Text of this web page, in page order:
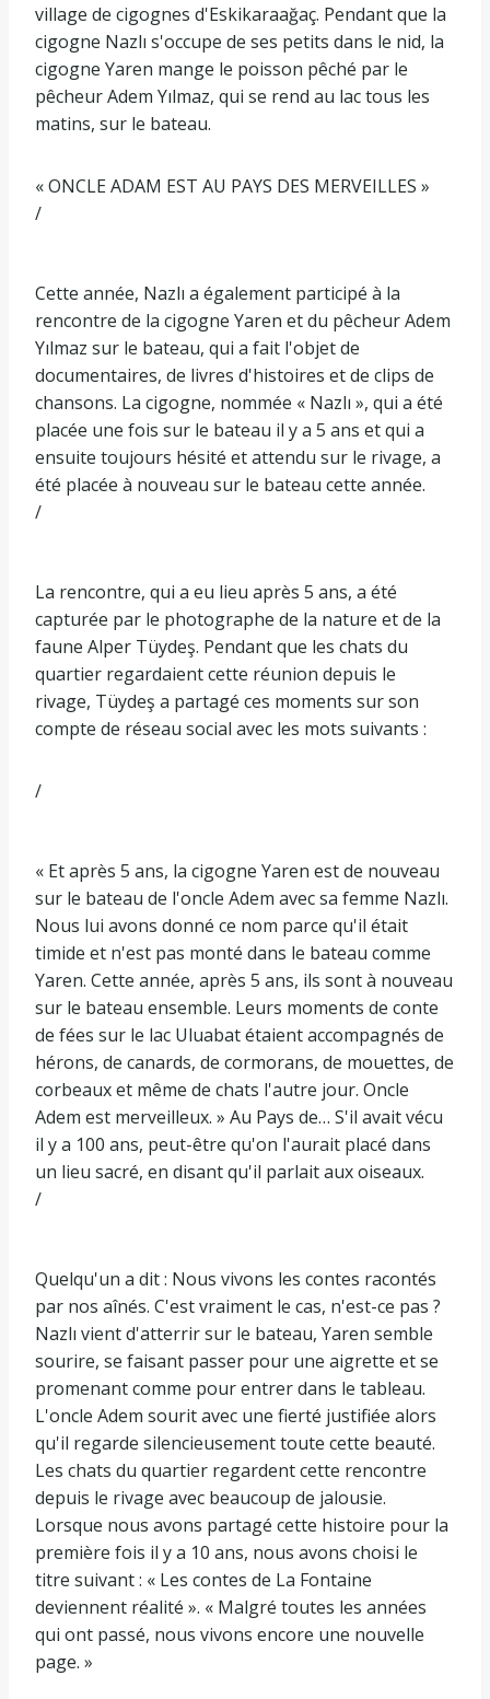
village de cigognes d'Eskikaraağaç. Pendant que la
cigogne Nazlı s'occupe de ses petits dans le nid, la
cigogne Yaren mange le poisson pêché par le
pêcheur Adem Yılmaz, qui se rend au lac tous les
matins, sur le bateau.
« ONCLE ADAM EST AU PAYS DES MERVEILLES »
/
Cette année, Nazlı a également participé à la
rencontre de la cigogne Yaren et du pêcheur Adem
Yılmaz sur le bateau, qui a fait l'objet de
documentaires, de livres d'histoires et de clips de
chansons. La cigogne, nommée « Nazlı », qui a été
placée une fois sur le bateau il y a 5 ans et qui a
ensuite toujours hésité et attendu sur le rivage, a
été placée à nouveau sur le bateau cette année.
/
La rencontre, qui a eu lieu après 5 ans, a été
capturée par le photographe de la nature et de la
faune Alper Tüydeş. Pendant que les chats du
quartier regardaient cette réunion depuis le
rivage, Tüydeş a partagé ces moments sur son
compte de réseau social avec les mots suivants :
/
« Et après 5 ans, la cigogne Yaren est de nouveau
sur le bateau de l'oncle Adem avec sa femme Nazlı.
Nous lui avons donné ce nom parce qu'il était
timide et n'est pas monté dans le bateau comme
Yaren. Cette année, après 5 ans, ils sont à nouveau
sur le bateau ensemble. Leurs moments de conte
de fées sur le lac Uluabat étaient accompagnés de
hérons, de canards, de cormorans, de mouettes, de
corbeaux et même de chats l'autre jour. Oncle
Adem est merveilleux. » Au Pays de… S'il avait vécu
il y a 100 ans, peut-être qu'on l'aurait placé dans
un lieu sacré, en disant qu'il parlait aux oiseaux.
/
Quelqu'un a dit : Nous vivons les contes racontés
par nos aînés. C'est vraiment le cas, n'est-ce pas ?
Nazlı vient d'atterrir sur le bateau, Yaren semble
sourire, se faisant passer pour une aigrette et se
promenant comme pour entrer dans le tableau.
L'oncle Adem sourit avec une fierté justifiée alors
qu'il regarde silencieusement toute cette beauté.
Les chats du quartier regardent cette rencontre
depuis le rivage avec beaucoup de jalousie.
Lorsque nous avons partagé cette histoire pour la
première fois il y a 10 ans, nous avons choisi le
titre suivant : « Les contes de La Fontaine
deviennent réalité ». « Malgré toutes les années
qui ont passé, nous vivons encore une nouvelle
page. »